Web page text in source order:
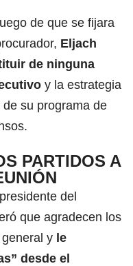
de que se fijara
Eljach
de ninguna
y la estrategia
su programa de
PARTIDOS A
del
que agradecen los
y le
desde el